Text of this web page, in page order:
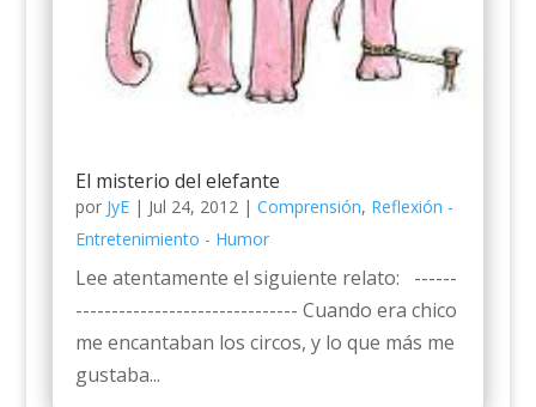
El misterio del elefante
por JyE| Jul 24, 2012| Comprensión, Reflexión -
Entretenimiento - Humor
Lee atentamente el siguiente relato: ------
------------------------------- Cuando era chico
me encantaban los circos, y lo que más me
gustaba...